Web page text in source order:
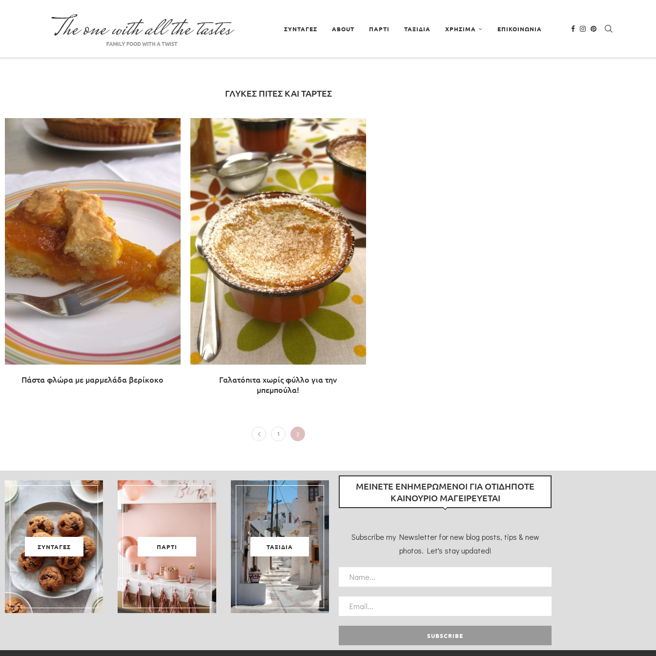
ΣΥΝΤΑΓΕΣ ABOUT ΠΑΡΤΙ ΤΑΞΙΔΙΑ ΧΡΗΣΙΜΑ ΕΠΙΚΟΙΝΩΝΙΑ
ΓΛΥΚΈΣ ΠΊΤΕΣ ΚΑΙ ΤΆΡΤΕΣ
Πάστα φλώρα με μαρμελάδα βερίκοκο
Γαλατόπιτα χωρίς φύλλο για την
μπεμπούλα!
1 2
ΣΥΝΤΑΓΕΣ ΠΑΡΤΙ ΤΑΞΙΔΙΑ
ΜΕΙΝΕΤΕ ΕΝΗΜΕΡΩΜΕΝΟΙ ΓΙΑ ΟΤΙΔΗΠΟΤΕ
ΚΑΙΝΟΥΡΙΟ ΜΑΓΕΙΡΕΥΕΤΑΙ
Subscribe my Newsletter for new blog posts, tips & new
photos. Let's stay updated!